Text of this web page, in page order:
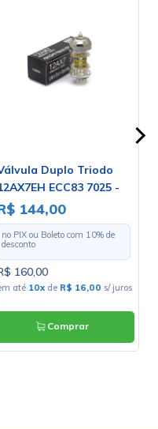
Duplo Triodo
ECC83 7025 -
Harmonix
144,00
no PIX ou Boleto com 10% de
desconto
160,00
até 10xde R$ 16,00 s/ juros
Comprar